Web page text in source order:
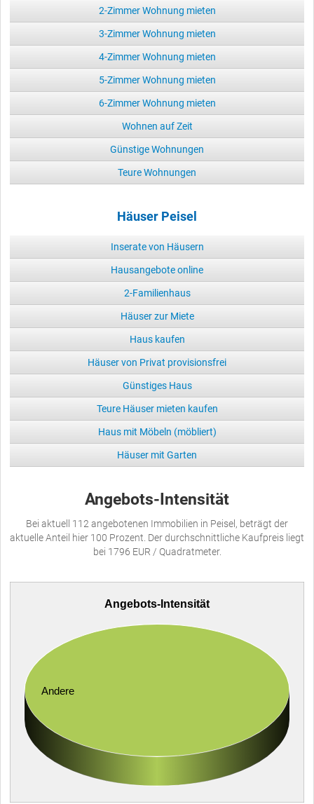
2-Zimmer Wohnung mieten
3-Zimmer Wohnung mieten
4-Zimmer Wohnung mieten
5-Zimmer Wohnung mieten
6-Zimmer Wohnung mieten
Wohnen auf Zeit
Günstige Wohnungen
Teure Wohnungen
Häuser Peisel
Inserate von Häusern
Hausangebote online
2-Familienhaus
Häuser zur Miete
Haus kaufen
Häuser von Privat provisionsfrei
Günstiges Haus
Teure Häuser mieten kaufen
Haus mit Möbeln (möbliert)
Häuser mit Garten
Angebots-Intensität
Bei aktuell 112 angebotenen Immobilien in Peisel, beträgt der
aktuelle Anteil hier 100 Prozent. Der durchschnittliche Kaufpreis liegt
bei 1796 EUR / Quadratmeter.
Angebots-Intensität
Andere